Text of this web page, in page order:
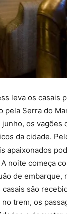
leva os casais
pela Serra do
junho, os
da cidade.
apaixonados
noite começa
de embarque,
são
trem, os